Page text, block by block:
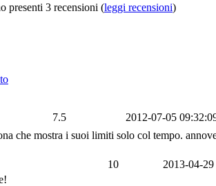
presenti 3 recensioni (leggi recensioni)
7.5
2012-07-05
che mostra i suoi limiti solo col tempo.
10
2013-04-